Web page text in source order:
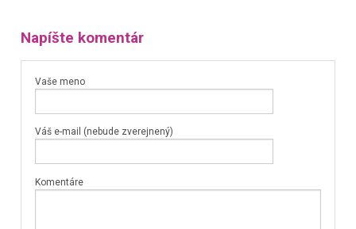
Napíšte komentár
Vaše meno
Váš e-mail (nebude zverejnený)
Komentáre